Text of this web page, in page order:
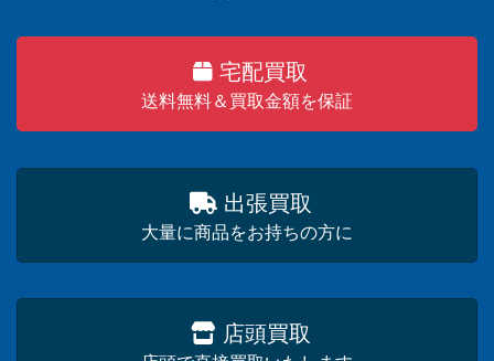
宅配買取
送料無料＆買取金額を保証
出張買取
大量に商品をお持ちの方に
店頭買取